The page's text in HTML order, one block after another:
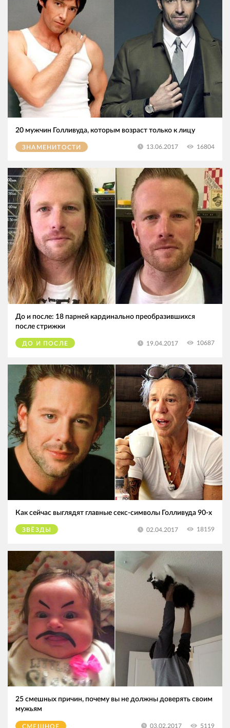
20 мужчин Голливуда, которым возраст только к лицу
ЗНАМЕНИТОСТИ 13.06.2017 16804
До и после: 18 парней кардинально преобразившихся
после стрижки
ДО И ПОСЛЕ 19.04.2017 10687
Как сейчас выглядят главные секс-символы Голливуда 90-х
ЗВЁЗДЫ 02.04.2017 18159
25 смешных причин, почему вы не должны доверять своим
мужьям
СМЕШНОЕ 03.02.2017 5119